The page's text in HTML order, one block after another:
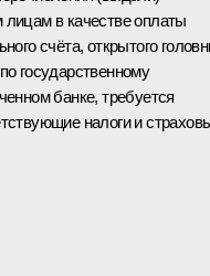
в качестве оплаты
счёта, открытого
государственному
банке, требуется
налоги и